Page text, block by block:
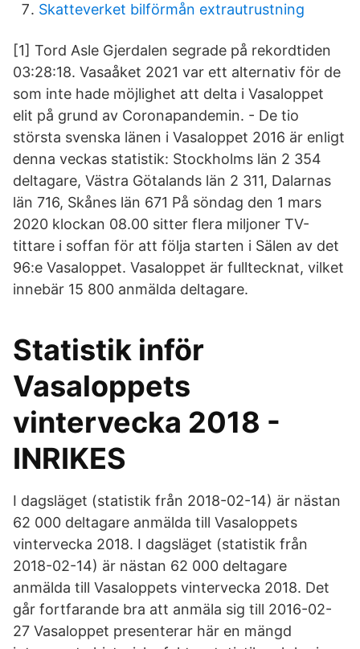
Skatteverket bilförmån extrautrustning
[1] Tord Asle Gjerdalen segrade på rekordtiden
03:28:18. Vasaåket 2021 var ett alternativ för de
som inte hade möjlighet att delta i Vasaloppet
elit på grund av Coronapandemin. - De tio
största svenska länen i Vasaloppet 2016 är enligt
denna veckas statistik: Stockholms län 2 354
deltagare, Västra Götalands län 2 311, Dalarnas
län 716, Skånes län 671 På söndag den 1 mars
2020 klockan 08.00 sitter flera miljoner TV-
tittare i soffan för att följa starten i Sälen av det
96:e Vasaloppet. Vasaloppet är fulltecknat, vilket
innebär 15 800 anmälda deltagare.
Statistik inför
Vasaloppets
vintervecka 2018 -
INRIKES
I dagsläget (statistik från 2018-02-14) är nästan
62 000 deltagare anmälda till Vasaloppets
vintervecka 2018. I dagsläget (statistik från
2018-02-14) är nästan 62 000 deltagare
anmälda till Vasaloppets vintervecka 2018. Det
går fortfarande bra att anmäla sig till 2016-02-
27 Vasaloppet presenterar här en mängd